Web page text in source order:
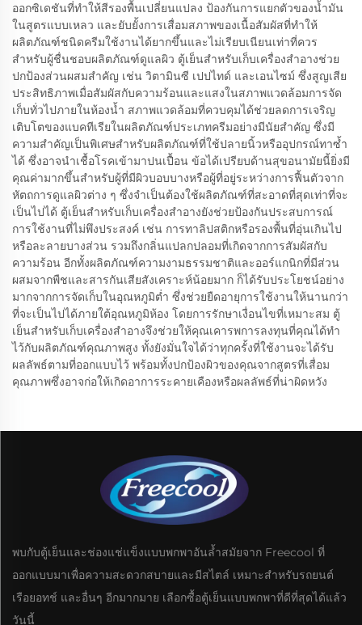
ออกซิเดชันที่ทำให้สีรองพื้นเปลี่ยนแปลง ป้องกันการแยกตัวของน้ำมัน
ในสูตรแบบเหลว และยับยั้งการเสื่อมสภาพของเนื้อสัมผัสที่ทำให้
ผลิตภัณฑ์ชนิดครีมใช้งานได้ยากขึ้นและไม่เรียบเนียนเท่าที่ควร
สำหรับผู้ชื่นชอบผลิตภัณฑ์ดูแลผิว ตู้เย็นสำหรับเก็บเครื่องสำอางช่วย
ปกป้องส่วนผสมสำคัญ เช่น วิตามินซี เปปไทด์ และเอนไซม์ ซึ่งสูญเสีย
ประสิทธิภาพเมื่อสัมผัสกับความร้อนและแสงในสภาพแวดล้อมการจัด
เก็บทั่วไปภายในห้องน้ำ สภาพแวดล้อมที่ควบคุมได้ช่วยลดการเจริญ
เติบโตของแบคทีเรียในผลิตภัณฑ์ประเภทครีมอย่างมีนัยสำคัญ ซึ่งมี
ความสำคัญเป็นพิเศษสำหรับผลิตภัณฑ์ที่ใช้ปลายนิ้วหรืออุปกรณ์ทาซ้ำ
ได้ ซึ่งอาจนำเชื้อโรคเข้ามาปนเปื้อน ข้อได้เปรียบด้านสุขอนามัยนี้ยิ่งมี
คุณค่ามากขึ้นสำหรับผู้ที่มีผิวบอบบางหรือผู้ที่อยู่ระหว่างการฟื้นตัวจาก
หัตถการดูแลผิวต่าง ๆ ซึ่งจำเป็นต้องใช้ผลิตภัณฑ์ที่สะอาดที่สุดเท่าที่จะ
เป็นไปได้ ตู้เย็นสำหรับเก็บเครื่องสำอางยังช่วยป้องกันประสบการณ์
การใช้งานที่ไม่พึงประสงค์ เช่น การทาลิปสติกหรือรองพื้นที่อุ่นเกินไป
หรือละลายบางส่วน รวมถึงกลิ่นแปลกปลอมที่เกิดจากการสัมผัสกับ
ความร้อน อีกทั้งผลิตภัณฑ์ความงามธรรมชาติและออร์แกนิกที่มีส่วน
ผสมจากพืชและสารกันเสียสังเคราะห์น้อยมาก ก็ได้รับประโยชน์อย่าง
มากจากการจัดเก็บในอุณหภูมิต่ำ ซึ่งช่วยยืดอายุการใช้งานให้นานกว่า
ที่จะเป็นไปได้ภายใต้อุณหภูมิห้อง โดยการรักษาเงื่อนไขที่เหมาะสม ตู้
เย็นสำหรับเก็บเครื่องสำอางจึงช่วยให้คุณเคารพการลงทุนที่คุณได้ทำ
ไว้กับผลิตภัณฑ์คุณภาพสูง ทั้งยังมั่นใจได้ว่าทุกครั้งที่ใช้งานจะได้รับ
ผลลัพธ์ตามที่ออกแบบไว้ พร้อมทั้งปกป้องผิวของคุณจากสูตรที่เสื่อม
คุณภาพซึ่งอาจก่อให้เกิดอาการระคายเคืองหรือผลลัพธ์ที่น่าผิดหวัง
พบกับตู้เย็นและช่องแช่แข็งแบบพกพาอันล้ำสมัยจาก Freecool ที่
ออกแบบมาเพื่อความสะดวกสบายและมีสไตล์ เหมาะสำหรับรถยนต์
เรือยอทช์ และอื่นๆ อีกมากมาย เลือกซื้อตู้เย็นแบบพกพาที่ดีที่สุดได้แล้ว
วันนี้